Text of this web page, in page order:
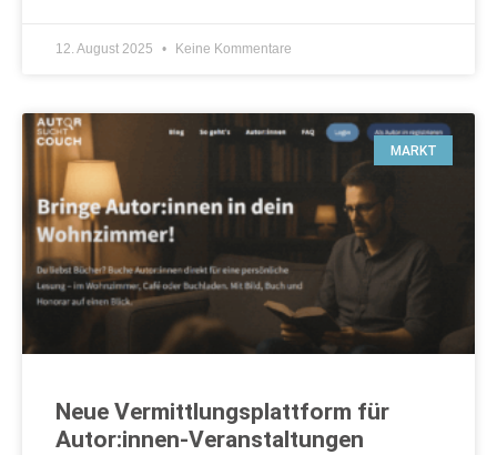
12. August 2025 Keine Kommentare
MARKT
Neue Vermittlungsplattform für
Autor:innen-Veranstaltungen